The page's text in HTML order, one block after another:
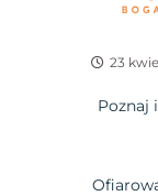
23
Poznaj